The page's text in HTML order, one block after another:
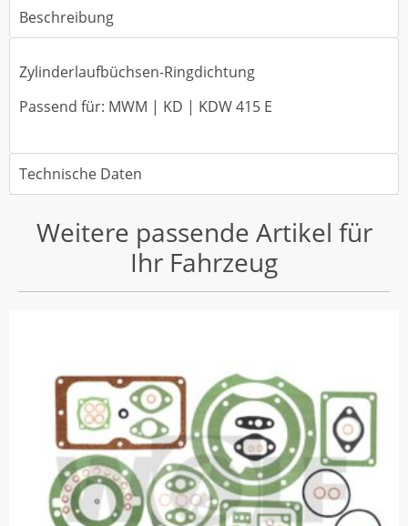
Beschreibung
Zylinderlaufbüchsen-Ringdichtung
Passend für: MWM | KD | KDW 415 E
Technische Daten
Weitere passende Artikel für
Ihr Fahrzeug